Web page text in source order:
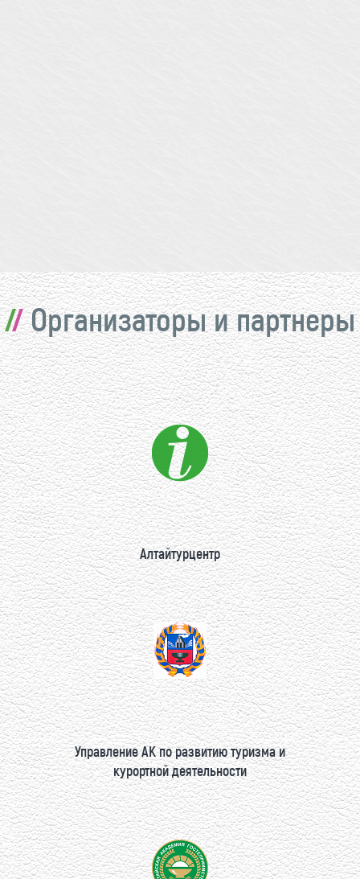
Организаторы и партнеры
Алтайтурцентр
Управление АК по развитию туризма и
курортной деятельности